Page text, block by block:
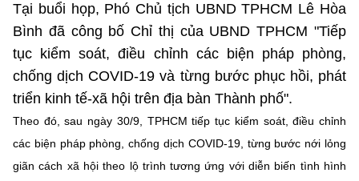
Vietnamese
BỘ KHOA HỌC VÀ CÔNG NGHỆ
MINISTRY OF SCIENCE AND TECHNOLOGY
Điều khoản sử dụng Theo dõi MST: Góp ý
Tại buổi họp, Phó Chủ tịch UBND TPHCM Lê Hòa
Bình đã công bố Chỉ thị của UBND TPHCM "Tiếp
tục kiểm soát, điều chỉnh các biện pháp phòng,
chống dịch COVID-19 và từng bước phục hồi, phát
triển kinh tế-xã hội trên địa bàn Thành phố".
Theo đó, sau ngày 30/9, TPHCM tiếp tục kiểm soát, điều chỉnh
các biện pháp phòng, chống dịch COVID-19, từng bước nới lỏng
giãn cách xã hội theo lộ trình tương ứng với diễn biến tình hình